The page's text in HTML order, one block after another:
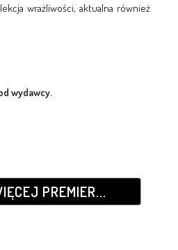
wrażliwości, aktualna również
wydawcy.
PREMIER...